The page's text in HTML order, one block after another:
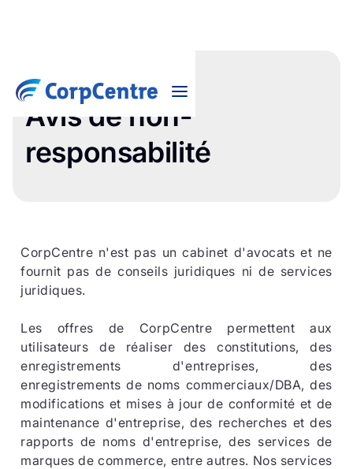
Avis de non-
responsabilité
CorpCentre n'est pas un cabinet d'avocats et ne
fournit pas de conseils juridiques ni de services
juridiques.
Les offres de CorpCentre permettent aux
utilisateurs de réaliser des constitutions, des
enregistrements d'entreprises, des
enregistrements de noms commerciaux/DBA, des
modifications et mises à jour de conformité et de
maintenance d'entreprise, des recherches et des
rapports de noms d'entreprise, des services de
marques de commerce, entre autres. Nos services